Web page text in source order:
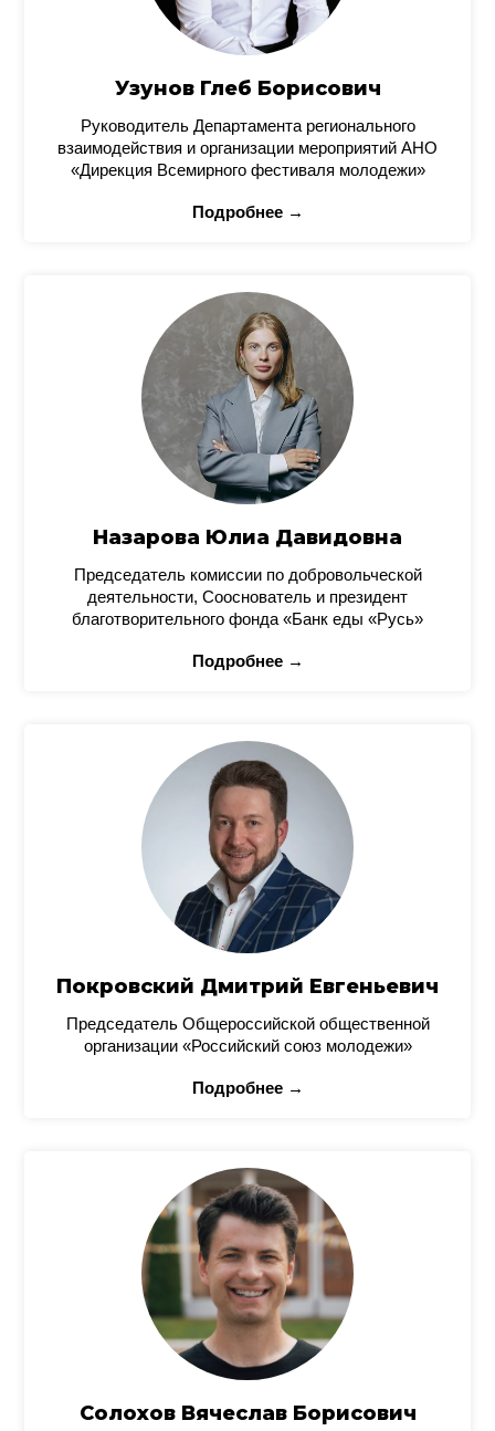
Узунов Глеб Борисович
Руководитель Департамента регионального
взаимодействия и организации мероприятий АНО
«Дирекция Всемирного фестиваля молодежи»
Подробнее →
Назарова Юлиа Давидовна
Председатель комиссии по добровольческой
деятельности, Сооснователь и президент
благотворительного фонда «Банк еды «Русь»
Подробнее →
Покровский Дмитрий Евгеньевич
Председатель Общероссийской общественной
организации «Российский союз молодежи»
Подробнее →
Солохов Вячеслав Борисович